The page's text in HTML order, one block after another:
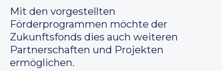
Mit den vorgestellten
Förderprogrammen möchte der
Zukunftsfonds dies auch weiteren
Partnerschaften und Projekten
ermöglichen.